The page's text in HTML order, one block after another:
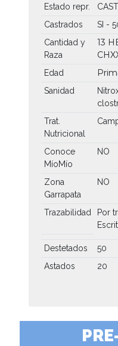
Estado repr.
Castrados
SI -
Cantidad y
Raza
13
Edad
Sanidad
Trat.
Nutricional
Conoce
MíoMío
NO
Zona
Garrapata
NO
Trazabilidad
Por
Destetados
50
Astados
20